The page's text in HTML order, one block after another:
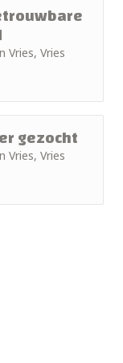
Vries, Vries
gezocht
Vries, Vries